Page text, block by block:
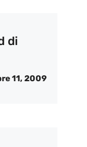
di
11, 2009